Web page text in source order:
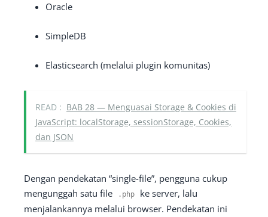
Oracle
SimpleDB
Elasticsearch (melalui plugin komunitas)
READ : BAB 28 — Menguasai Storage & Cookies di
JavaScript: localStorage, sessionStorage, Cookies,
dan JSON
Dengan pendekatan “single-file”, pengguna cukup
mengunggah satu file
. php
ke server, lalu
menjalankannya melalui browser. Pendekatan ini